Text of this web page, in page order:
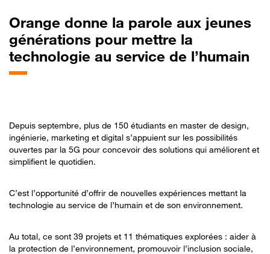
Orange donne la parole aux jeunes
générations pour mettre la
technologie au service de l’humain
Depuis septembre, plus de 150 étudiants en master de design,
ingénierie, marketing et digital s’appuient sur les possibilités
ouvertes par la 5G pour concevoir des solutions qui améliorent et
simplifient le quotidien.
C’est l’opportunité d’offrir de nouvelles expériences mettant la
technologie au service de l’humain et de son environnement.
Au total, ce sont 39 projets et 11 thématiques explorées : aider à
la protection de l’environnement, promouvoir l’inclusion sociale,